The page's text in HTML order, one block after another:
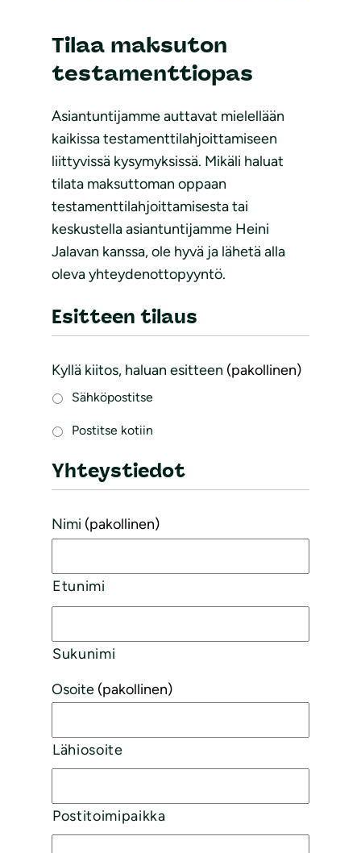
Tilaa maksuton
testamenttiopas
Asiantuntijamme auttavat mielellään
kaikissa testamenttilahjoittamiseen
liittyvissä kysymyksissä. Mikäli haluat
tilata maksuttoman oppaan
testamenttilahjoittamisesta tai
keskustella asiantuntijamme Heini
Jalavan kanssa, ole hyvä ja lähetä alla
oleva yhteydenottopyyntö.
Esitteen tilaus
Kyllä kiitos, haluan esitteen (pakollinen)
Sähköpostitse
Postitse kotiin
Yhteystiedot
Nimi (pakollinen)
Etunimi
Sukunimi
Osoite (pakollinen)
Lähiosoite
Postitoimipaikka